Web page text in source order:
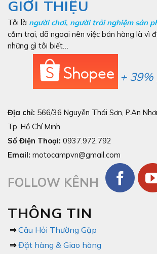
GIỚI THIỆU
Tôi là người chơi, người trải nghiệm sản
cắm trại, dã ngoại nên việc bán hàng là vì
những gì tôi biết…
+ 39%
Địa chỉ: 566/36 Nguyễn Thái Sơn, P.An
Tp. Hồ Chí Minh
Số Điện Thoại: 0937.972.792
Email: motocampvn@gmail.com
FOLLOW KÊNH
THÔNG TIN
⇒ Câu Hỏi Thường Gặp
⇒ Đặt hàng & Giao hàng